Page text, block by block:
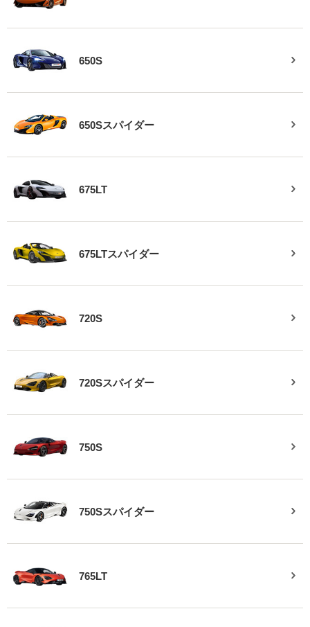
650S
650Sスパイダー
675LT
675LTスパイダー
720S
720Sスパイダー
750S
750Sスパイダー
765LT